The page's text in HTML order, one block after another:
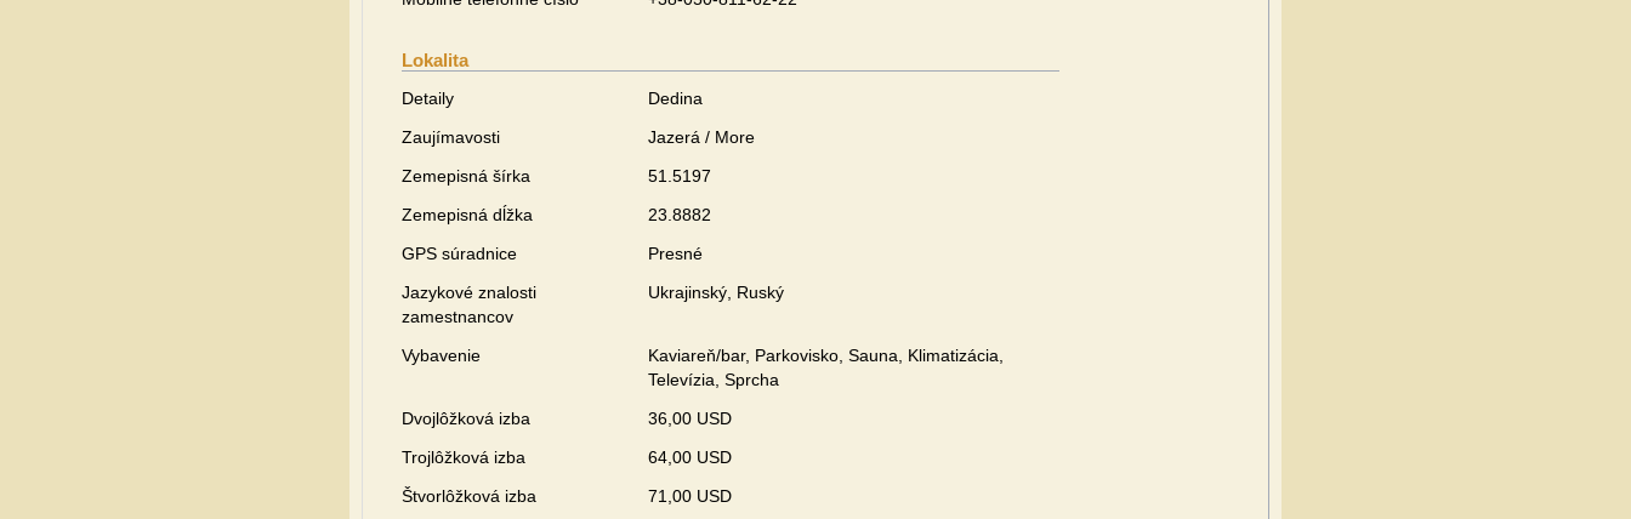
Lokalita
Detaily
Dedina
Zaujímavosti
Jazerá / More
Zemepisná šírka
51.5197
Zemepisná dĺžka
23.8882
GPS súradnice
Presné
Jazykové znalosti
zamestnancov
Ukrajinský, Ruský
Vybavenie
Kaviareň/bar, Parkovisko, Sauna, Klimatizácia,
Televízia, Sprcha
Dvojlôžková izba
36,00 USD
Trojlôžková izba
64,00 USD
Štvorlôžková izba
71,00 USD